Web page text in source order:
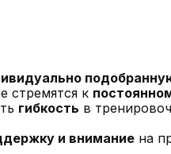
стремятся к
гибкость в
и внимание на